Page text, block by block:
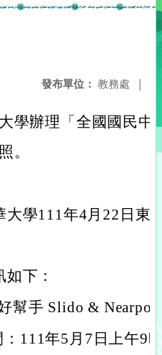
發布單位： 教務處 |
學辦理「全國國民中
。
大學111年4月22日東
下：
幫手 Slido & Nearpod
111年5月7日上午9